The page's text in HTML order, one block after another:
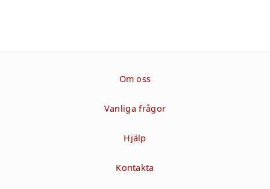
Om oss
Vanliga frågor
Hjälp
Kontakta